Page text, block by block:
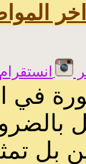
اخر
انستقرام
في
بل